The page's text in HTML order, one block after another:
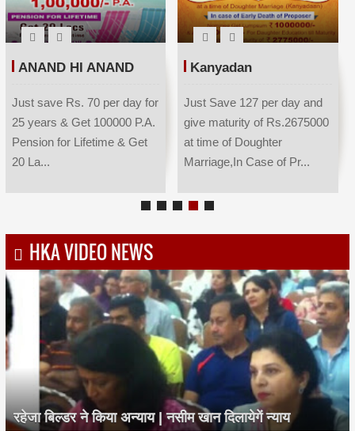
ANAND HI ANAND
Just save Rs. 70 per day for
25 years & Get 100000 P.A.
Pension for Lifetime & Get
20 La...
Kanyadan
Just Save 127 per day and
give maturity of Rs.2675000
at time of Doughter
Marriage,In Case of Pr...
HKA VIDEO NEWS
रहेजा बिल्डर ने किया अन्याय | नसीम खान दिलायेगें न्याय